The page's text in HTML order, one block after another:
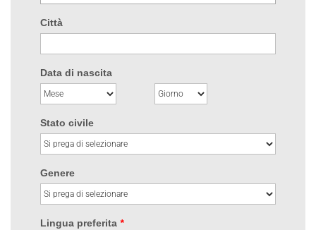
Città
Data di nascita
Stato civile
Genere
Lingua preferita *